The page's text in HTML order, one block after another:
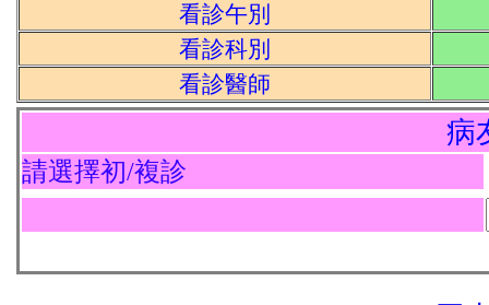
看診午別
看診科別
看診醫師
病
請選擇初/複診